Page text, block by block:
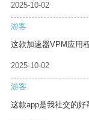
2025-10-02
游客
这款加速器VPM应用
2025-10-02
游客
这款app是我社交的好